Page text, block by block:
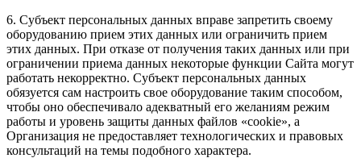
6. Субъект персональных данных вправе запретить своему
оборудованию прием этих данных или ограничить прием
этих данных. При отказе от получения таких данных или при
ограничении приема данных некоторые функции Сайта могут
работать некорректно. Субъект персональных данных
обязуется сам настроить свое оборудование таким способом,
чтобы оно обеспечивало адекватный его желаниям режим
работы и уровень защиты данных файлов «cookie», а
Организация не предоставляет технологических и правовых
консультаций на темы подобного характера.